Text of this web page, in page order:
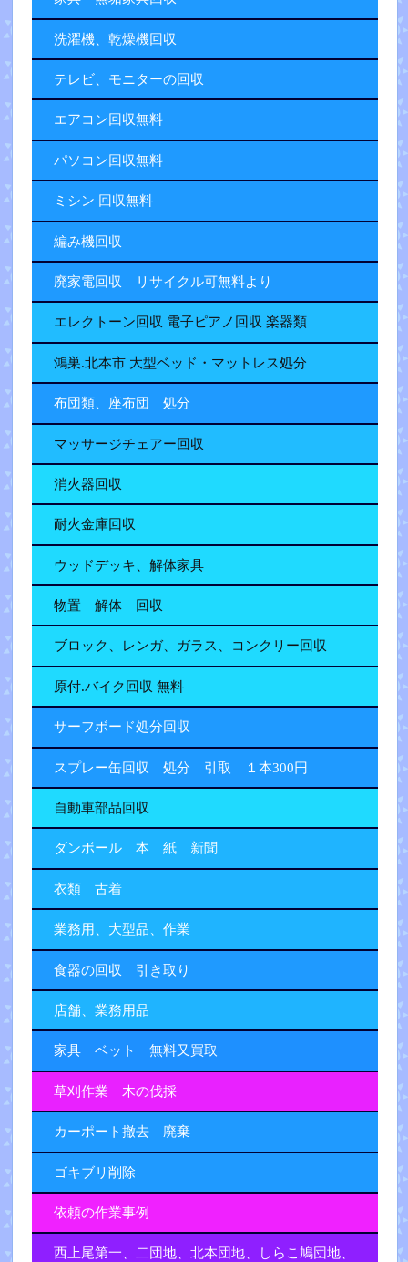
洗濯機、乾燥機回収
テレビ、モニターの回収
エアコン回収無料
パソコン回収無料
ミシン 回収無料
編み機回収
廃家電回収 リサイクル可無料より
エレクトーン回収 電子ピアノ回収 楽器類
鴻巣.北本市 大型ベッド・マットレス処分
布団類、座布団 処分
マッサージチェアー回収
消火器回収
耐火金庫回収
ウッドデッキ、解体家具
物置 解体 回収
ブロック、レンガ、ガラス、コンクリー回収
原付.バイク回収 無料
サーフボード処分回収
スプレー缶回収 処分 引取 １本300円
自動車部品回収
ダンボール 本 紙 新聞
衣類 古着
業務用、大型品、作業
食器の回収 引き取り
店舗、業務用品
家具 ベット 無料又買取
草刈作業 木の伐採
カーポート撤去 廃棄
ゴキブリ削除
依頼の作業事例
西上尾第一、二団地、北本団地、しらこ鳩団地、